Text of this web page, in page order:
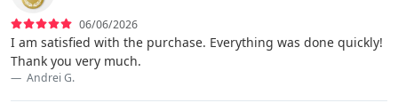
06/06/2026
I am satisfied with the purchase. Everything was done quickly!
Thank you very much.
Andrei G.